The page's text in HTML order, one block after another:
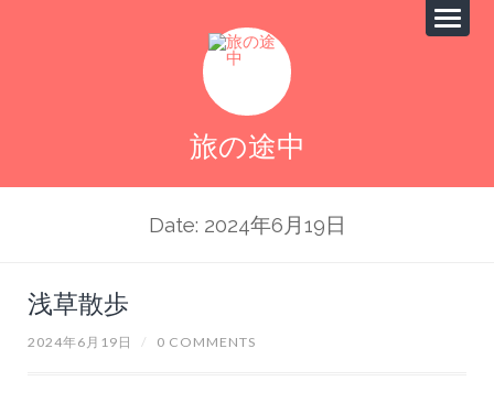
旅の途中
Date: 2024年6月19日
浅草散歩
2024年6月19日 / 0 COMMENTS